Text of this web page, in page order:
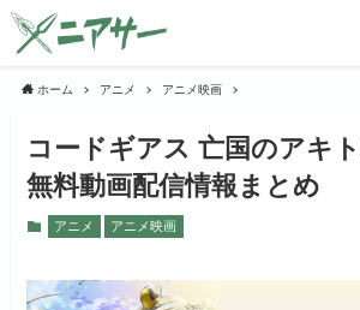
ホーム アニメ アニメ映画
コードギアス 亡国のアキ
無料動画配信情報まとめ
アニメ アニメ映画